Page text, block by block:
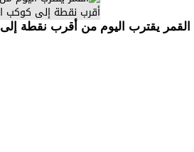
القمر يقترب اليوم من أقرب نقطة